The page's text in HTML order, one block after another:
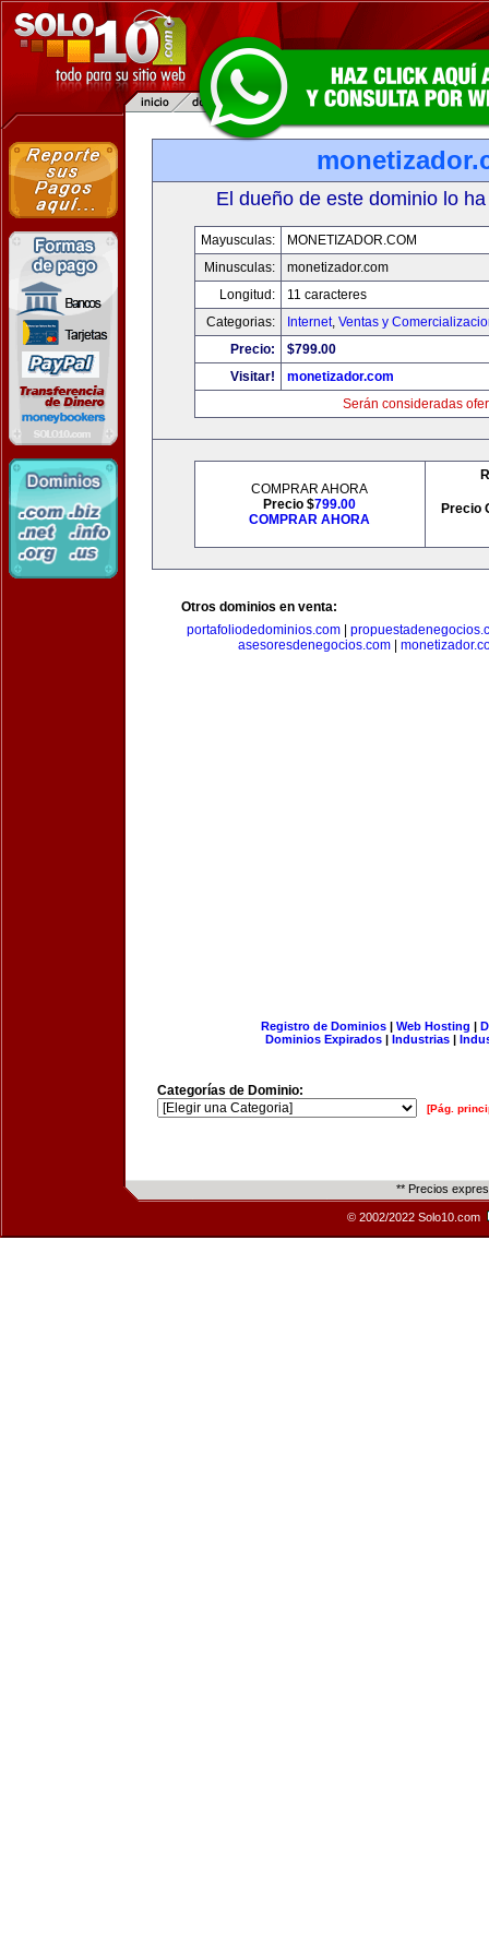
El dueño de este dominio lo
Mayusculas:
MONETIZADOR.COM
Minusculas:
monetizador.com
Longitud:
11 caracteres
Categorias:
Internet, Ventas y
Precio:
$799.00
Visitar!
monetizador.com
Serán consideradas
COMPRAR AHORA
Precio $799.00
COMPRAR AHORA
Precio
Otros dominios en venta:
portafoliodedominios.com|
asesoresdenegocios.com
Registro de Dominios| Web Hosting |
Dominios Expirados | Industrias |
Categorías de Dominio:
[Pág.
** Precios
© 2002/2022 Solo10.com